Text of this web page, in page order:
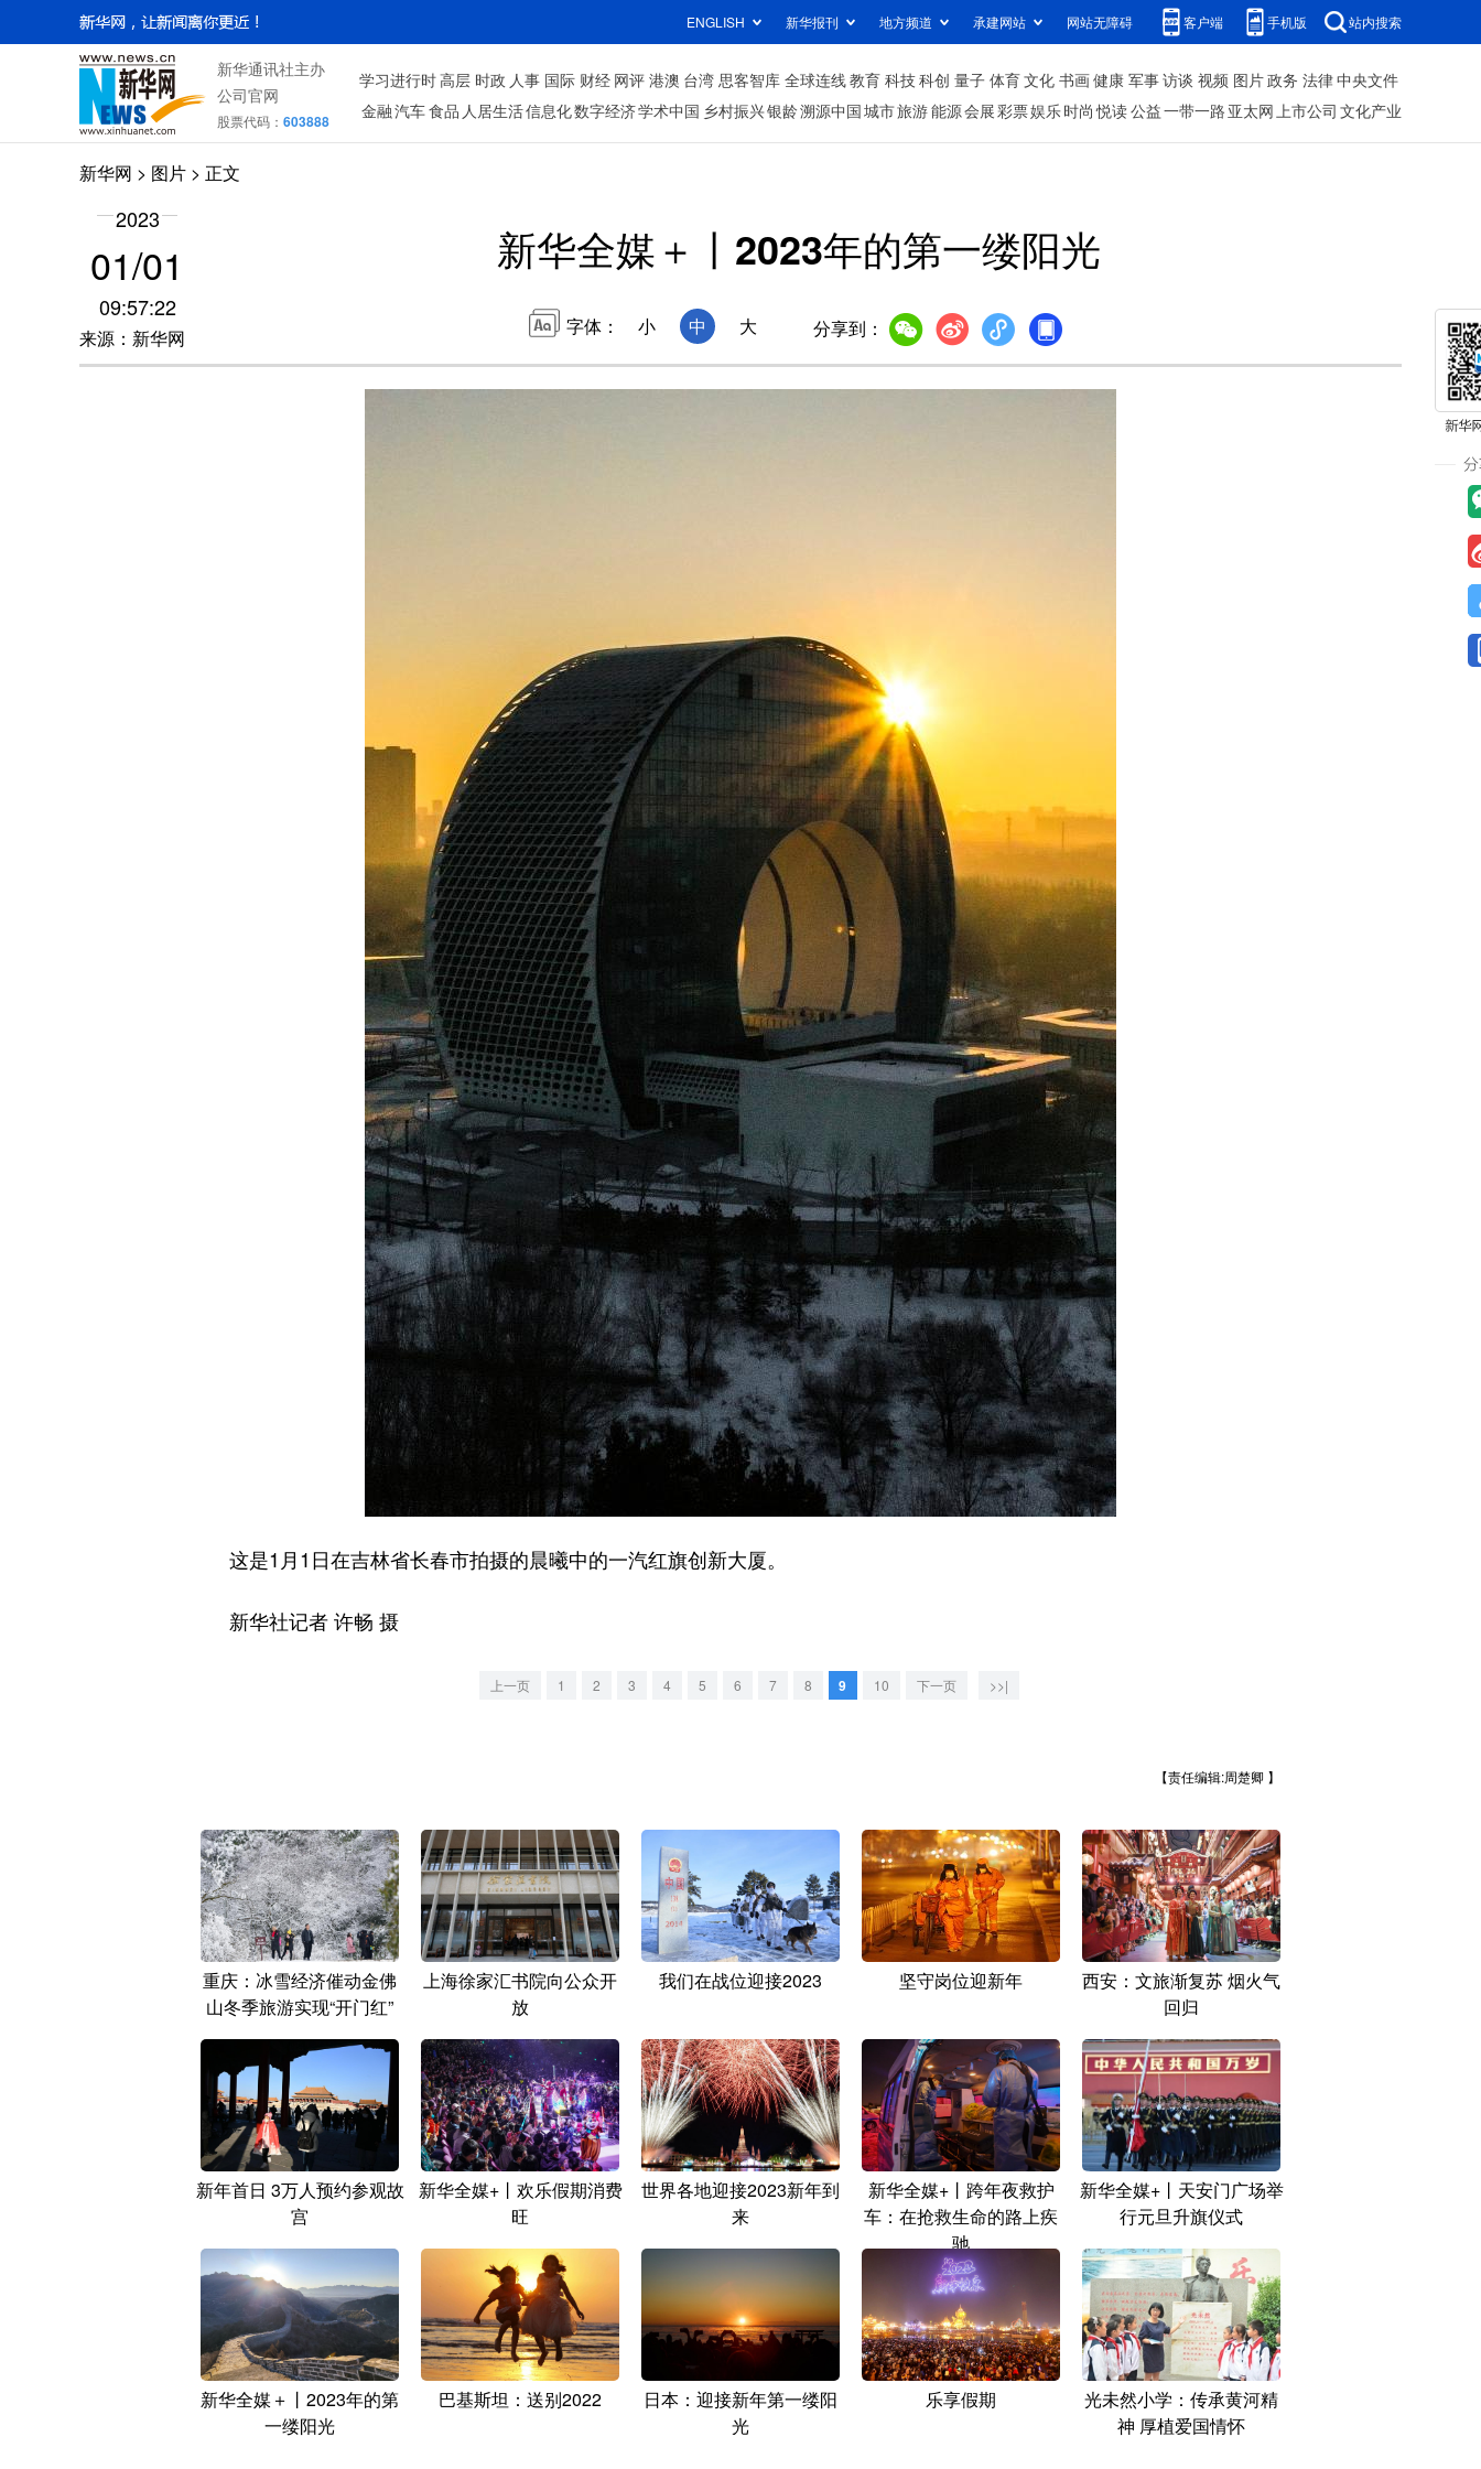
ENGLISH 新华报刊 地方频道 承建网站 网站无障碍 客户端 手机版 站内搜索
新华通讯社主办
公司官网
股票代码： 603888
学习进行时高层 时政 人事 国际 财经 网评 港澳 台湾 思客智库 全球连线教育 科技科创 量子 体育文化 书画健康 军事访谈 视频 图片政务 法律中央文件
金融汽车食品 人居生活信息化数字经济学术中国 乡村振兴银龄溯源中国城市旅游能源会展彩票娱乐时尚 悦读公益一带一路 亚太网上市公司 文化产业
新华网 > 图片 > 正文
2023
01/01
09:57:22
来源：新华网
新华全媒＋丨2023年的第一缕阳光
字体： 小 中 大 分享到：
这是1月1日在吉林省长春市拍摄的晨曦中的一汽红旗创新大厦。
新华社记者 许畅 摄
上一页 1 2 3 4 5 6 7 8 9 10 下一页 >>|
【责任编辑:周楚卿 】
重庆：冰雪经济催动金佛
山冬季旅游实现“开门红”
上海徐家汇书院向公众开
放
我们在战位迎接2023 坚守岗位迎新年
西安：文旅渐复苏 烟火气
回归
新年首日 3万人预约参观故
宫
新华全媒+丨欢乐假期消费
旺
世界各地迎接2023新年到
来
新华全媒+丨跨年夜救护
车：在抢救生命的路上疾
驰
新华全媒+丨天安门广场举
行元旦升旗仪式
新华全媒＋丨2023年的第
一缕阳光
巴基斯坦：送别2022
日本：迎接新年第一缕阳
光
乐享假期
光未然小学：传承黄河精
神 厚植爱国情怀